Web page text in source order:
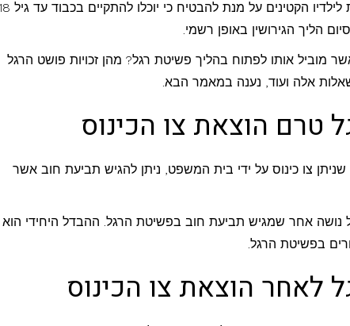
הליך הגירושין באופן רשמי.
אותו לפתוח בהליך פשיטת רגל? מהן זכויות פושט הרגל
אלה ועוד, נענה במאמר הבא.
טרם הוצאת צו הכינוס
שניתן צו כינוס על ידי בית המשפט, ניתן להגיש תביעת חוב אשר
נושה אחר שמגיש תביעת חוב בפשיטת הרגל. ההבדל היחידי הוא
בפשיטת הרגל.
לאחר הוצאת צו הכינוס